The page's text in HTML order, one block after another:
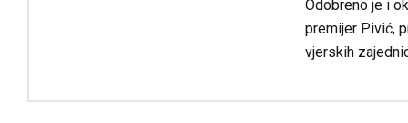
Odobreno je i
premijer Pivić,
vjerskih